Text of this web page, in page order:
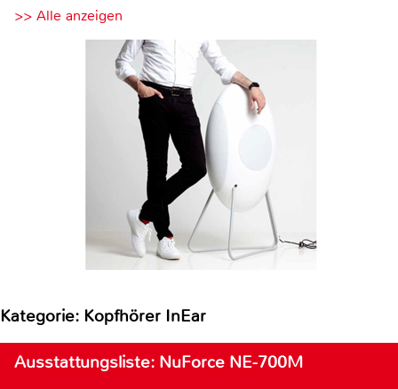
>> Alle anzeigen
Kategorie: Kopfhörer InEar
Ausstattungsliste: NuForce NE-700M